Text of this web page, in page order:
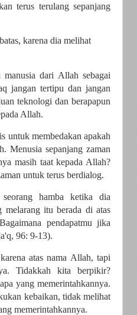
terus terulang sepanjang
karena dia melihat
manusia dari Allah sebagai
jangan tertipu dan jangan
teknologi dan berapapun
Allah.
untuk membedakan apakah
Menusia sepanjang zaman
masih taat kepada Allah?
untuk terus berdialog.
hamba ketika dia
melarang itu berada di atas
pendapatmu jika
96: 9-13).
atas nama Allah, tapi
Tidakkah kita berpikir?
yang memerintahkannya.
kebaikan, tidak melihat
memerintahkannya.